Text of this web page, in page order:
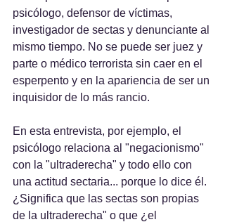
psicólogo, defensor de víctimas,
investigador de sectas y denunciante al
mismo tiempo. No se puede ser juez y
parte o médico terrorista sin caer en el
esperpento y en la apariencia de ser un
inquisidor de lo más rancio.
En esta entrevista, por ejemplo, el
psicólogo relaciona al "negacionismo"
con la "ultraderecha" y todo ello con
una actitud sectaria... porque lo dice él.
¿Significa que las sectas son propias
de la ultraderecha" o que ¿el